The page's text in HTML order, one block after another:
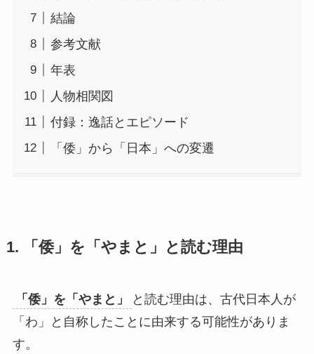
結論
参考文献
年表
人物相関図
付録：逸話とエピソード
「倭」から「日本」への変遷
1. 「倭」を「やまと」と読む理由
「倭」を「やまと」
と読む理由は、古代日本人が
「わ」と自称したことに由来する可能性がありま
す。